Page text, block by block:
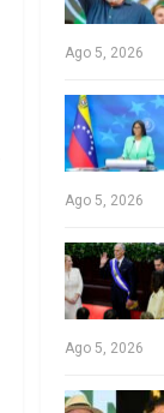
Ago 5, 2026
Ago 5, 2026
Ago 5, 2026